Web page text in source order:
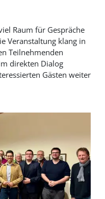
Raum für Gespräche
Veranstaltung klang in
Teilnehmenden
direkten Dialog
Gästen weiter